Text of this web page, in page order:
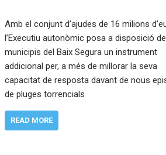
Amb el conjunt d’ajudes de 16 milions
l’Executiu autonòmic posa a disposició
municipis del Baix Segura un instrument
addicional per, a més de millorar la seva
capacitat de resposta davant de nous
de pluges torrencials
READ MORE